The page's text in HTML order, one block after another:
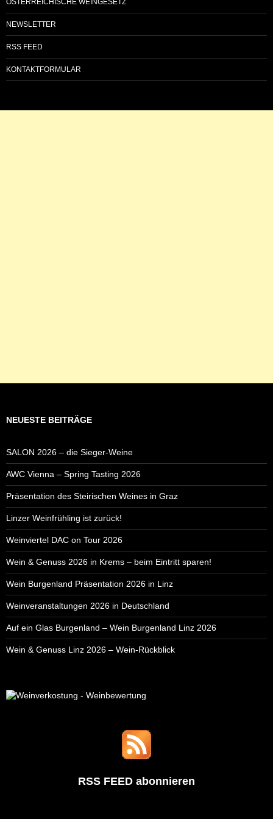
ÖSTERREICHISCHE WEINGESETZ
NEWSLETTER
RSS FEED
KONTAKTFORMULAR
NEUESTE BEITRÄGE
SALON 2026 – die Sieger-Weine
AWC Vienna – Spring Tasting 2026
Präsentation des Steirischen Weines in Graz
Linzer Weinfrühling ist zurück!
Weinviertel DAC on Tour 2026
Wein & Genuss 2026 in Krems – beim Eintritt sparen!
Wein Burgenland Präsentation 2026 in Linz
Weinveranstaltungen 2026 in Deutschland
Auf ein Glas Burgenland – Wein Burgenland Linz 2026
Wein & Genuss Linz 2026 – Wein-Rückblick
RSS FEED abonnieren